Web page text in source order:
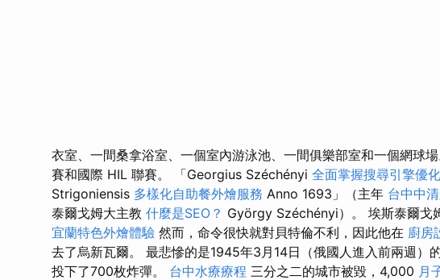
衣室、一間桑拿浴室、一個室內游泳池、一間俱樂部室和一個網球
賽和國際 HIL 聯賽。 「Georgius Széchényi 全面掌握搜尋引擎優
Strigoniensis 多樣化自助餐外燴服務 Anno 1693」（主年 台中中
泰爾戈姆大主教 什麼是SEO？ György Széchényi）。 埃斯泰爾戈
宜蘭特色外燴體驗 然而，命令很快就對貝特倫不利，因此他在 廚房
去了烏新瓦爾。 最悲慘的是1945年3月14日（俄國人進入前兩週）
投下了700枚炸彈。 台中水療療程 三分之二的城市被毀，4,000 月